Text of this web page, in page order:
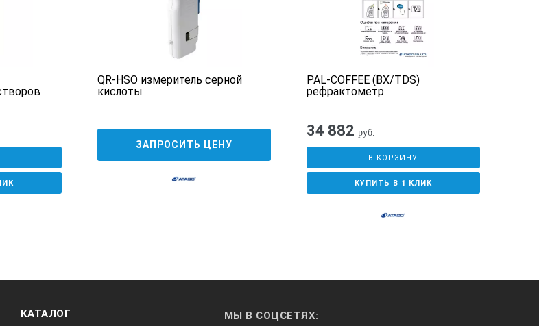
QR-HSO измеритель серной
кислоты
ЗАПРОСИТЬ ЦЕНУ
PAL-COFFEE (BX/TDS)
рефрактометр
34 882 руб.
В КОРЗИНУ
КУПИТЬ В 1 КЛИК
КАТАЛОГ МЫ В СОЦСЕТЯХ: